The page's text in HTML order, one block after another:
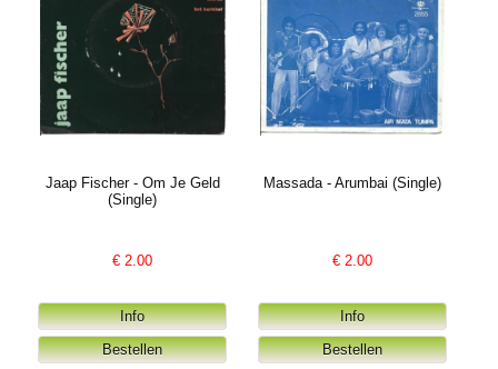
Jaap Fischer - Om Je Geld
(Single)
€ 2.00
Massada - Arumbai (Single)
€ 2.00